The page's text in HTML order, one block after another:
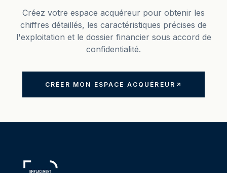
Créez votre espace acquéreur pour obtenir les
chiffres détaillés, les caractéristiques précises de
l'exploitation et le dossier financier sous accord de
confidentialité.
CRÉER MON ESPACE ACQUÉREUR